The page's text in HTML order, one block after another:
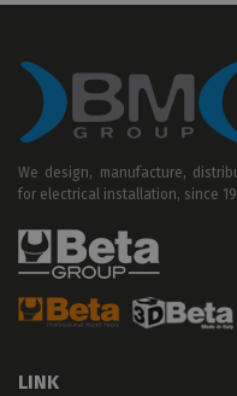
We design, manufacture,
for electrical installation, since
LINK